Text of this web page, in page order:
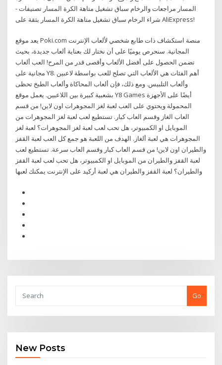
المسار مراجعات والرخام سباق تشغيل متاهة الكرة المسار تصنيفات -
شراء الرخام سباق تشغيل متاهة الكرة المسار بثقة على AliExpress!
يعد موقع Poki.com منصة استكشاف ذات طابع شخصي لألعاب الإنترنت
المجانية. سنحرص يوميًا على أن نختار لك بعناية ألعاب جديدة، بحيث
تضمن الحصول على أفضل الألعاب وأقصى قدر من المرح! العب ألعاب
مجانية على Y8. أهم الفئات هي الألعاب التي تصلح للعب بواسطة لاعبين
وألعاب التلبيس. ومع ذلك، فإن ألعاب المحاكاة وألعاب الطبخ تحظى
بشعبية كبيرة بين اللاعبين. يعمل موقع Y8 Games أيضًا على الأجهزة
المحمولة ويحتوي على العب لعبة لغز المجوهرات اون لاين! من قسم
العاب الغاز وقسم العاب كبار. تستطيع لعب لعبة لغز المجوهرات من
الموبايل او الكمبيوتر، هل تحب لعب لعبة لغز المجوهرات؟ لعبة لغز
المجوهرات هي لعبة ألغاز. الهدف من اللعبة هو جمع كل العب لعبة القفز
والطيران اون لاين! من قسم العاب كبار وقسم العاب سرعة. تستطيع لعب
لعبة القفز والطيران من الموبايل او الكمبيوتر، هل تحب لعب لعبة القفز
والطيران؟ لعبة القفز والطيران هي لعبة أركيد على الإنترنت يمكنك لعبها
Go
New Posts